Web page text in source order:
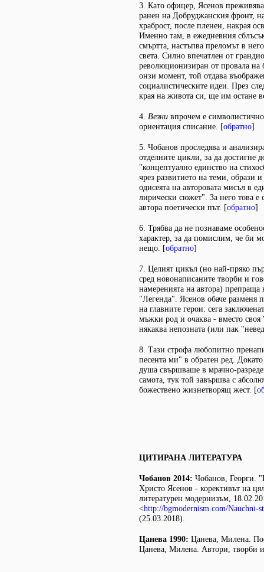
3. Като офицер, Ясенов
ранен на Добруджанския фронт,
храброст, после пленен, накрая
Именно там, в ежедневния
смъртта, настъпва преломът в
света. Силно впечатлен от
революционизиран от провала на
онзи момент, той отдава
социалистическите идеи. През
края на живота си, ще им остане
4. Везни впрочем е
ориентация списание. [обратно]
5. Чобанов проследява и
отделните цикли, за да достигне
"концептуално единство на
чрез развитието на теми, образи
одисеята на авторовата мисъл в
лирически сюжет". За него това е
автора поетически път. [обратно]
6. Трябва да не познаваме
характер, за да помислим, че би
нещо. [обратно]
7. Целият цикъл (но най-пряко
сред новонаписаните творби и
намеренията на автора) препраща
"Легенда". Ясенов обаче разменя
на главните герои: сега
мъжки род и очаква - вместо
някаква непозната (или пак
8. Тази строфа любопитно
песента ми" в обратен ред.
душа свършваше в мрачно-
самота, тук той завършва с
божествено жизнетворящ жест. [
ЦИТИРАНА ЛИТЕРАТУРА
Чобанов 2014: Чобанов, Георги.
Христо Ясенов - корективът на
литературен модернизъм,
<http://bgmodernism.com/Nauchni-
(25.03.2018).
Цанева 1990: Цанева, Милена.
Цанева, Милена. Автори, творби